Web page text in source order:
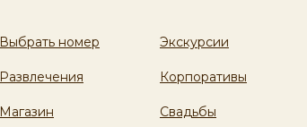
Выбрать номер
Развлечения
Магазин
Экскурсии
Корпоративы
Свадьбы